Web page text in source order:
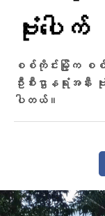
ဗုံးပေါက်
စစ်ကိုင်းမြို့က စစ်
ဦးစီးဌာနရုံးအနီး ဗုံ
ပါတယ်။